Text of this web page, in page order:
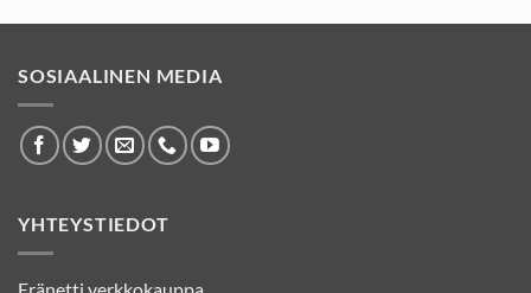
SOSIAALINEN MEDIA
YHTEYSTIEDOT
Eränetti verkkokauppa